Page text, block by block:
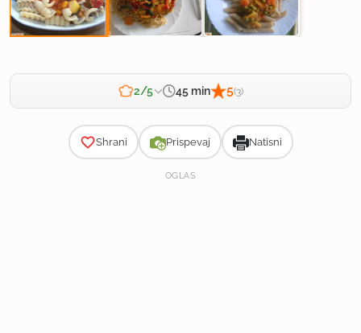
2/5 45 min 5(3)
Shrani Prispevaj Natisni
OGLAS